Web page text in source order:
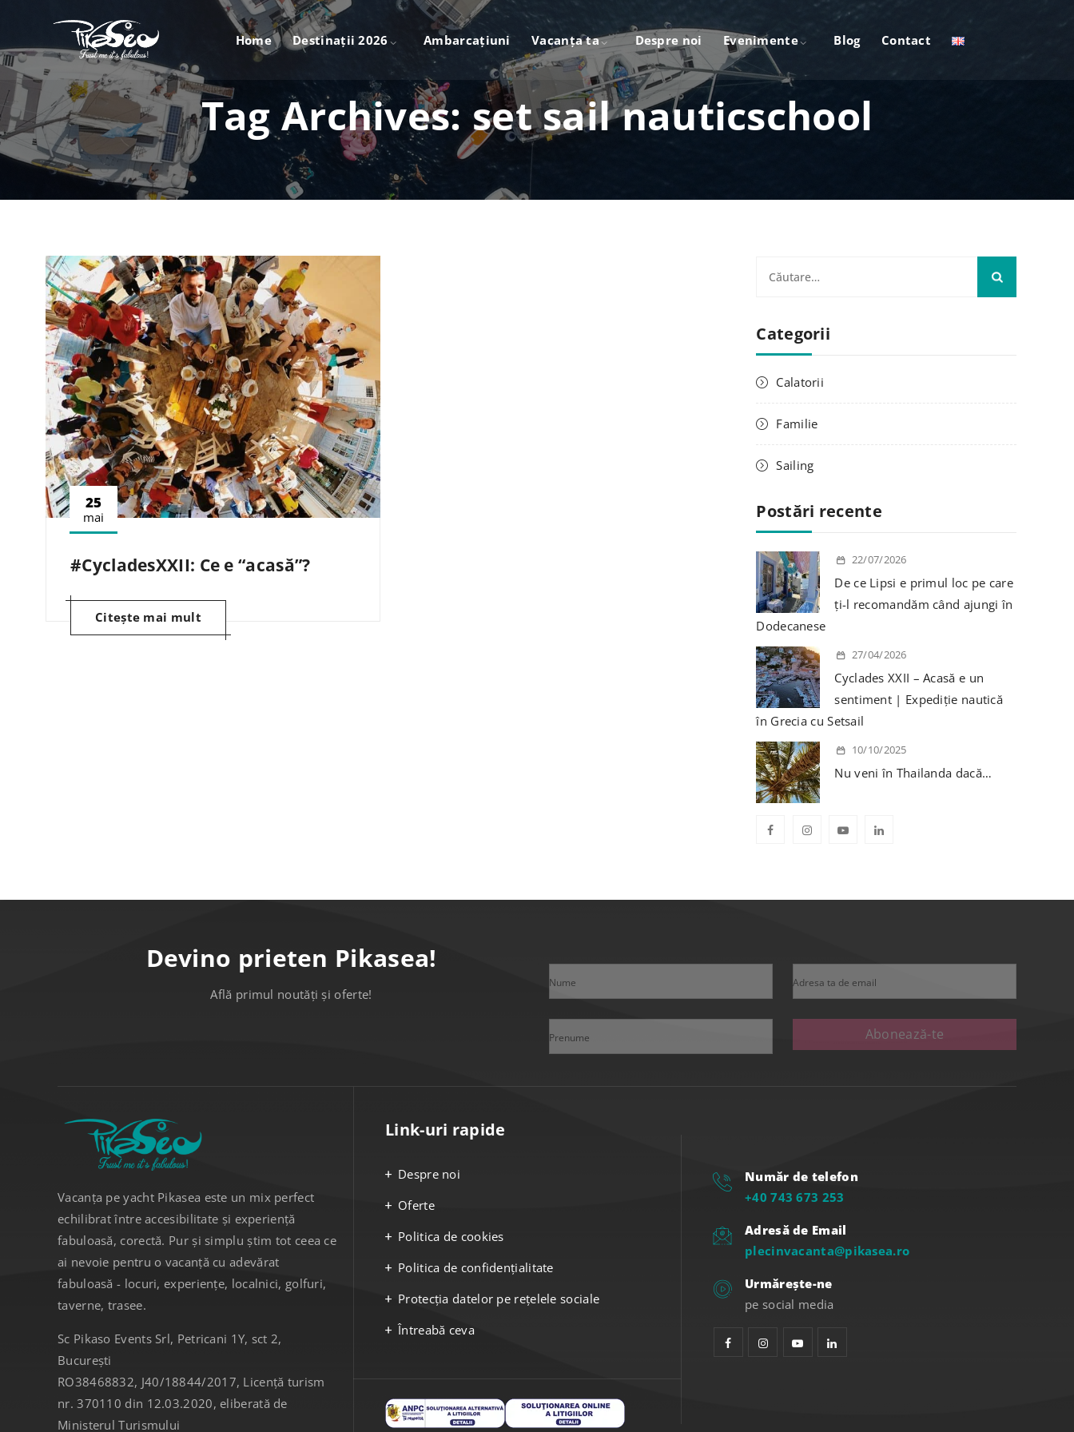
Home Destinații 2026 Ambarcațiuni Vacanța ta Despre noi Evenimente Blog Contact
Tag Archives: set sail nauticschool
25
mai
#CycladesXXII: Ce e “acasă”​?
Citește mai mult
t
ă
d
p
:
Categorii
Calatorii
Familie
Sailing
Postări recente
22/07/2026
De ce Lipsi e primul loc pe care
ți-l recomandăm când ajungi în
Dodecanese
27/04/2026
Cyclades XXII – Acasă e un
sentiment | Expediție nautică
în Grecia cu Setsail
10/10/2025
Nu veni în Thailanda dacă…
Devino prieten Pikasea!
Află primul noutăți și oferte!
Nume
Prenume
Adresa ta de email
Abonează-te
Vacanța pe yacht Pikasea este un mix perfect
echilibrat între accesibilitate și experiență
fabuloasă, corectă. Pur și simplu știm tot ceea ce
ai nevoie pentru o vacanță cu adevărat
fabuloasă - locuri, experiențe, localnici, golfuri,
taverne, trasee.
Sc Pikaso Events Srl, Petricani 1Y, sct 2,
București
RO38468832, J40/18844/2017, Licență turism
nr. 370110 din 12.03.2020, eliberată de
Ministerul Turismului
Link-uri rapide
Despre noi
Oferte
Politica de cookies
Politica de confidențialitate
Protecția datelor pe rețelele sociale
Întreabă ceva
Număr de telefon
+40 743 673 253
Adresă de Email
plecinvacanta@pikasea.ro
Urmărește-ne
pe social media